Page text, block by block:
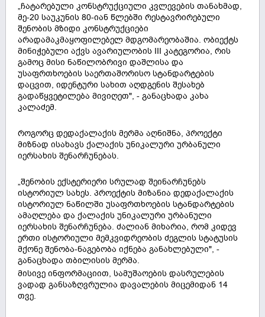
„ჩატარებული კონსტრუქციული კვლევების თანახმად,
მე-20 საუკუნის 80-იან წლებში რესტავრირებული
შენობის მზიდი კონსტრუქციები
არადამაკმაყოფილებელ მდგომარეობაშია. ობიექტს
მინიჭებული აქვს ავარიულობის III კატეგორია, რის
გამოც მისი ნაწილობრივი დაშლისა და
უსაფრთხოების საერთაშორისო სტანდარტების
დაცვით, იდენტური სახით აღდგენის შესახებ
გადაწყვეტილება მივიღეთ", - განაცხადა კახა
კალაძემ.
როგორც დედაქალაქის მერმა აღნიშნა, პროექტი
მიზნად ისახავს ქალაქის უნიკალური ურბანული
იერსახის შენარჩუნებას.
„შენობის ექსტერიერი სრულად შეინარჩუნებს
ისტორიულ სახეს. პროექტის მიზანია დედაქალაქის
ისტორიულ ნაწილში უსაფრთხოების სტანდარტების
ამაღლება და ქალაქის უნიკალური ურბანული
იერსახის შენარჩუნება. ძალიან მიხარია, რომ კიდევ
ერთი ისტორიული მემკვიდრეობის ძეგლის სტატუსის
მქონე შენობა-ნაგებობა იქნება განახლებული", -
განაცხადა თბილისის მერმა.
მისივე ინფორმაციით, სამუშაოების დასრულების
ვადად განსაზღვრულია დავალების მიცემიდან 14
თვე.